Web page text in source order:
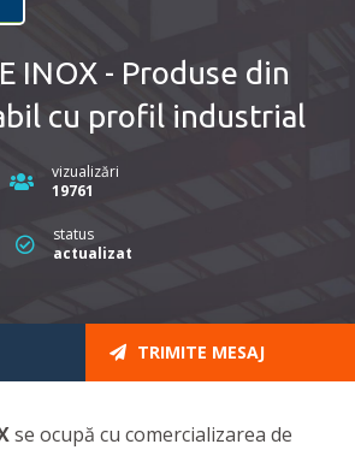
INOX - Produse din
cu profil industrial
vizualizări
19761
status
actualizat
TRIMITE MESAJ
se ocupă cu comercializarea de